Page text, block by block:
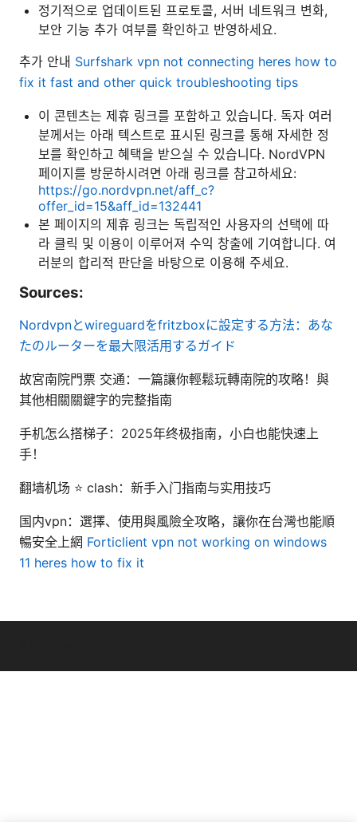
정기적으로 업데이트된 프로토콜, 서버 네트워크 변화,
보안 기능 추가 여부를 확인하고 반영하세요.
추가 안내 Surfshark vpn not connecting heres how to
fix it fast and other quick troubleshooting tips
이 콘텐츠는 제휴 링크를 포함하고 있습니다. 독자 여러
분께서는 아래 텍스트로 표시된 링크를 통해 자세한 정
보를 확인하고 혜택을 받으실 수 있습니다. NordVPN
페이지를 방문하시려면 아래 링크를 참고하세요:
https://go.nordvpn.net/aff_c?
offer_id=15&aff_id=132441
본 페이지의 제휴 링크는 독립적인 사용자의 선택에 따
라 클릭 및 이용이 이루어져 수익 창출에 기여합니다. 여
러분의 합리적 판단을 바탕으로 이용해 주세요.
Sources:
Nordvpnとwireguardをfritzboxに設定する方法：あな
たのルーターを最大限活用するガイド
故宮南院門票 交通：一篇讓你輕鬆玩轉南院的攻略！與
其他相關關鍵字的完整指南
手机怎么搭梯子：2025年终极指南，小白也能快速上
手！
翻墙机场 ⭐ clash：新手入门指南与实用技巧
国内vpn：選擇、使用與風險全攻略，讓你在台灣也能順
暢安全上網 Forticlient vpn not working on windows
11 heres how to fix it